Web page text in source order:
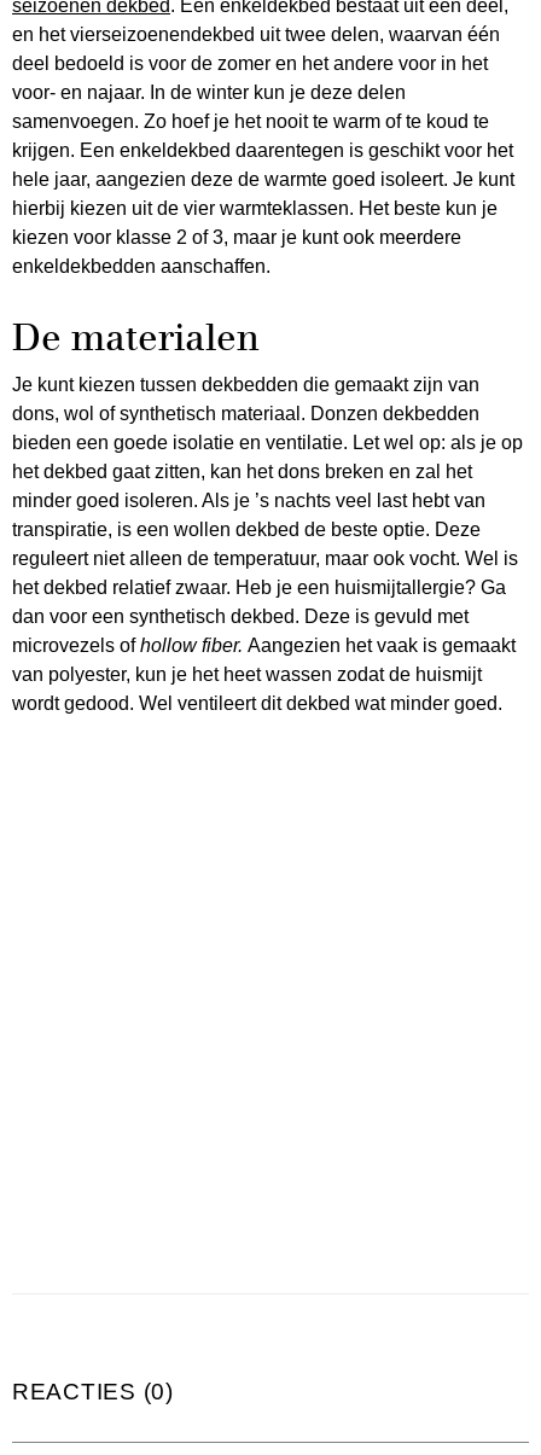
seizoenen dekbed. Een enkeldekbed bestaat uit één deel,
en het vierseizoenendekbed uit twee delen, waarvan één
deel bedoeld is voor de zomer en het andere voor in het
voor- en najaar. In de winter kun je deze delen
samenvoegen. Zo hoef je het nooit te warm of te koud te
krijgen. Een enkeldekbed daarentegen is geschikt voor het
hele jaar, aangezien deze de warmte goed isoleert. Je kunt
hierbij kiezen uit de vier warmteklassen. Het beste kun je
kiezen voor klasse 2 of 3, maar je kunt ook meerdere
enkeldekbedden aanschaffen.
De materialen
Je kunt kiezen tussen dekbedden die gemaakt zijn van
dons, wol of synthetisch materiaal. Donzen dekbedden
bieden een goede isolatie en ventilatie. Let wel op: als je op
het dekbed gaat zitten, kan het dons breken en zal het
minder goed isoleren. Als je ’s nachts veel last hebt van
transpiratie, is een wollen dekbed de beste optie. Deze
reguleert niet alleen de temperatuur, maar ook vocht. Wel is
het dekbed relatief zwaar. Heb je een huismijtallergie? Ga
dan voor een synthetisch dekbed. Deze is gevuld met
microvezels ofhollow fiber. Aangezien het vaak is gemaakt
van polyester, kun je het heet wassen zodat de huismijt
wordt gedood. Wel ventileert dit dekbed wat minder goed.
REACTIES (0)